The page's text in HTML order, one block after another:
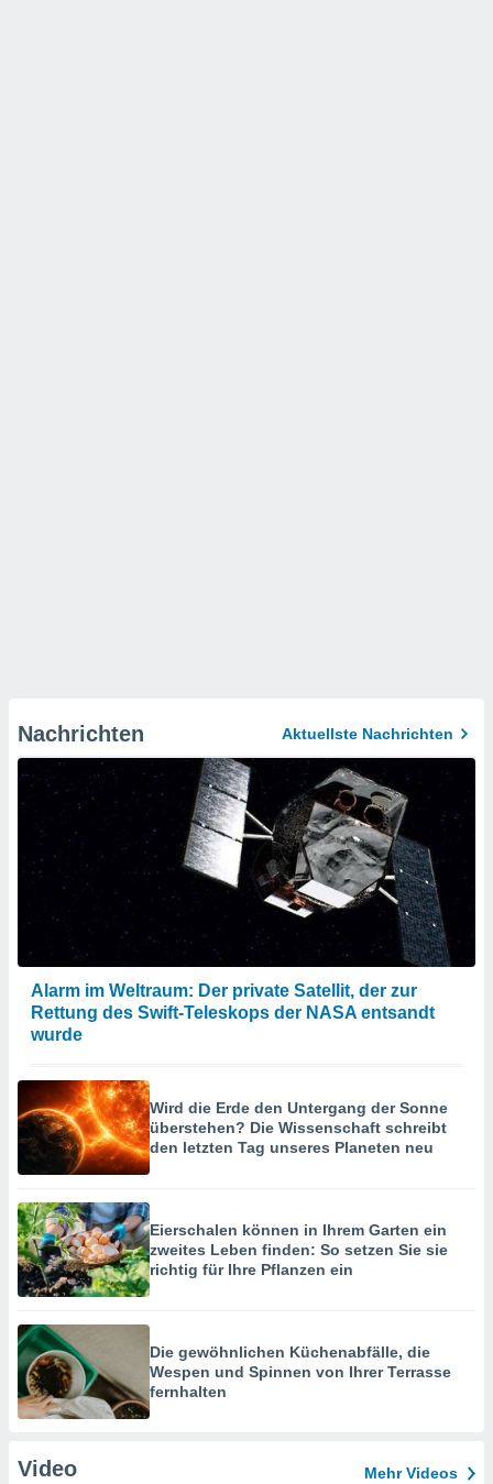
Nachrichten Aktuellste Nachrichten
Alarm im Weltraum: Der private Satellit, der zur
Rettung des Swift-Teleskops der NASA entsandt
wurde
Wird die Erde den Untergang der Sonne
überstehen? Die Wissenschaft schreibt
den letzten Tag unseres Planeten neu
Eierschalen können in Ihrem Garten ein
zweites Leben finden: So setzen Sie sie
richtig für Ihre Pflanzen ein
Die gewöhnlichen Küchenabfälle, die
Wespen und Spinnen von Ihrer Terrasse
fernhalten
Video Mehr Videos